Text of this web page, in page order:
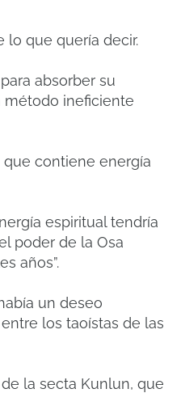
lo que quería decir.
absorber su
método ineficiente
que contiene energía
espiritual tendría
poder de la Osa
años”.
un deseo
los taoístas de las
la secta Kunlun, que